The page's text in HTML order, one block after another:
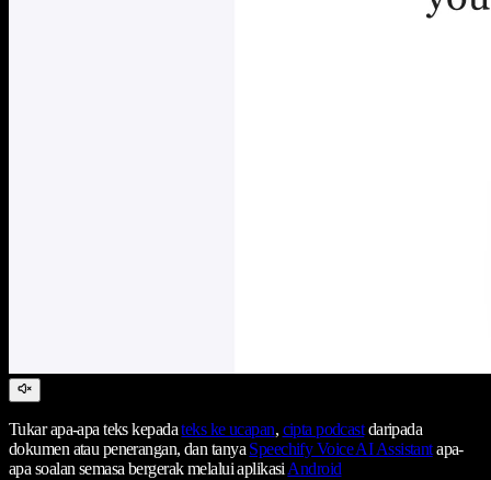
Tukar apa-apa teks kepadateks ke ucapan, cipta podcastdaripada
dokumen atau penerangan, dan tanyaSpeechify Voice AI Assistantapa-
apa soalan semasa bergerak melalui aplikasiAndroid